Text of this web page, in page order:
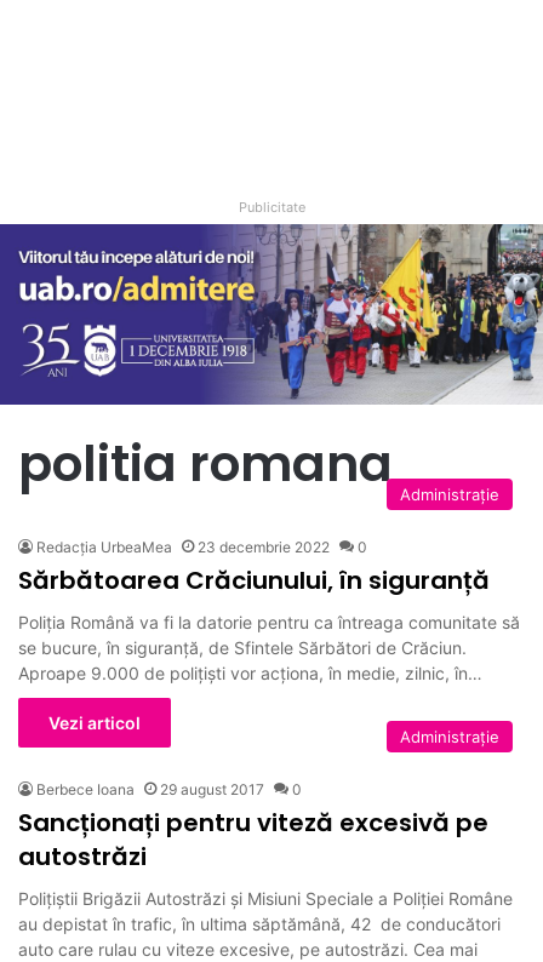
Publicitate
politia romana Administrație
Redacția UrbeaMea 23 decembrie 2022 0
Sărbătoarea Crăciunului, în siguranță
Poliția Română va fi la datorie pentru ca întreaga comunitate să
se bucure, în siguranță, de Sfintele Sărbători de Crăciun.
Aproape 9.000 de poliţişti vor acţiona, în medie, zilnic, în…
Vezi articol
Administrație
Berbece Ioana 29 august 2017 0
Sancționați pentru viteză excesivă pe
autostrăzi
Polițiștii Brigăzii Autostrăzi și Misiuni Speciale a Poliției Române
au depistat în trafic, în ultima săptămână, 42 de conducători
auto care rulau cu viteze excesive, pe autostrăzi. Cea mai